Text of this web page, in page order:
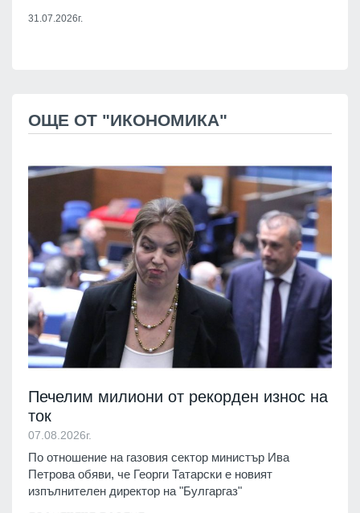
31.07.2026г.
ОЩЕ ОТ "ИКОНОМИКА"
Печелим милиони от рекорден износ на
ток
07.08.2026г.
По отношение на газовия сектор министър Ива
Петрова обяви, че Георги Татарски е новият
изпълнителен директор на "Булгаргаз"